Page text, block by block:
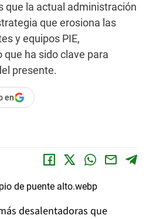
que la actual administración
que erosiona las
y equipos PIE,
ha sido clave para
presente.
en
desalentadoras que